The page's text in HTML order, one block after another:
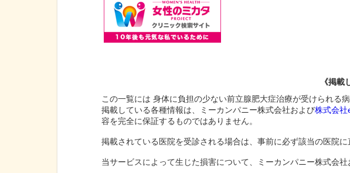
《掲載
この一覧には 身体に負担の少ない前立腺肥大症治療が受けられる
掲載している各種情報は、ミーカンパニー株式会社および株式会社
容を完全に保証するものではありません。
掲載されている医院を受診される場合は、事前に必ず該当の医院に
当サービスによって生じた損害について、ミーカンパニー株式会社